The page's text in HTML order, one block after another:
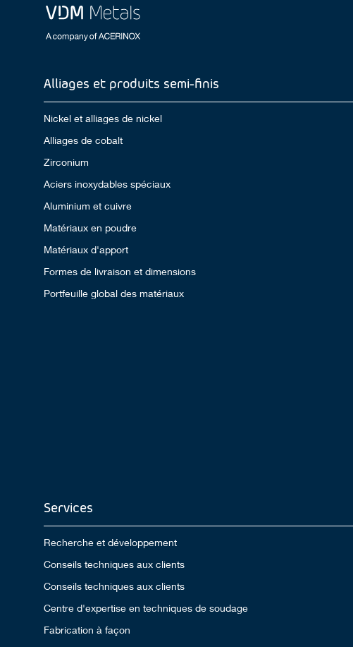
Alliages et produits semi-finis
Nickel et alliages de nickel
Alliages de cobalt
Zirconium
Aciers inoxydables spéciaux
Aluminium et cuivre
Matériaux en poudre
Matériaux d'apport
Formes de livraison et dimensions
Portfeuille global des matériaux
Services
Recherche et développement
Conseils techniques aux clients
Conseils techniques aux clients
Centre d'expertise en techniques de soudage
Fabrication à façon